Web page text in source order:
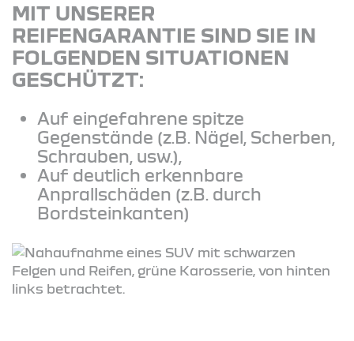
MIT UNSERER
REIFENGARANTIE SIND SIE IN
FOLGENDEN SITUATIONEN
GESCHÜTZT:
Auf eingefahrene spitze
Gegenstände (z.B. Nägel, Scherben,
Schrauben, usw.),
Auf deutlich erkennbare
Anprallschäden (z.B. durch
Bordsteinkanten)